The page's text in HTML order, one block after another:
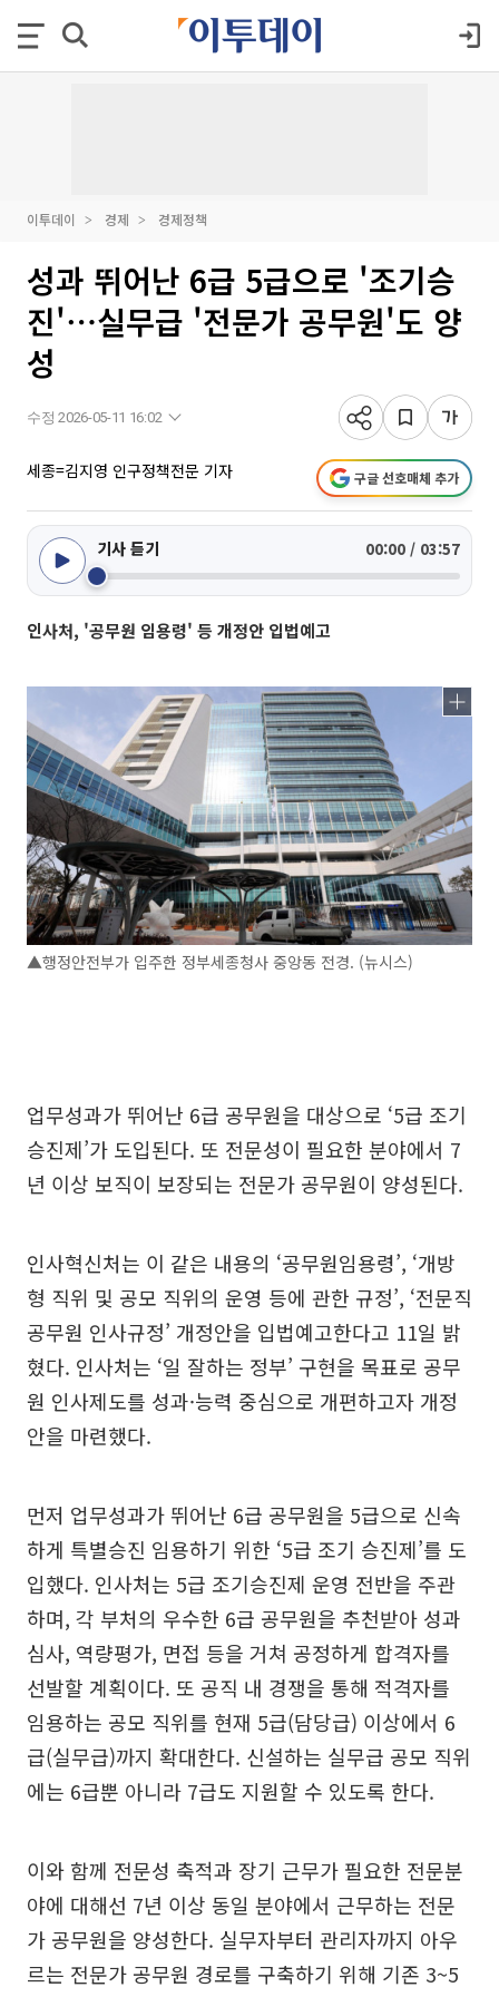
이투데이 경제 경제정책
성과 뛰어난 6급 5급으로 '조기승
진'⋯실무급 '전문가 공무원'도 양
성
수정 2026-05-11 16:02
세종=김지영 인구정책전문 기자 구글 선호매체 추가
기사 듣기 00:00 / 03:57
인사처, '공무원 임용령' 등 개정안 입법예고
▲행정안전부가 입주한 정부세종청사 중앙동 전경. (뉴시스)
업무성과가 뛰어난 6급 공무원을 대상으로 ‘5급 조기
승진제’가 도입된다. 또 전문성이 필요한 분야에서 7
년 이상 보직이 보장되는 전문가 공무원이 양성된다.
인사혁신처는 이 같은 내용의 ‘공무원임용령’, ‘개방
형 직위 및 공모 직위의 운영 등에 관한 규정’, ‘전문직
공무원 인사규정’ 개정안을 입법예고한다고 11일 밝
혔다. 인사처는 ‘일 잘하는 정부’ 구현을 목표로 공무
원 인사제도를 성과·능력 중심으로 개편하고자 개정
안을 마련했다.
먼저 업무성과가 뛰어난 6급 공무원을 5급으로 신속
하게 특별승진 임용하기 위한 ‘5급 조기 승진제’를 도
입했다. 인사처는 5급 조기승진제 운영 전반을 주관
하며, 각 부처의 우수한 6급 공무원을 추천받아 성과
심사, 역량평가, 면접 등을 거쳐 공정하게 합격자를
선발할 계획이다. 또 공직 내 경쟁을 통해 적격자를
임용하는 공모 직위를 현재 5급(담당급) 이상에서 6
급(실무급)까지 확대한다. 신설하는 실무급 공모 직위
에는 6급뿐 아니라 7급도 지원할 수 있도록 한다.
이와 함께 전문성 축적과 장기 근무가 필요한 전문분
야에 대해선 7년 이상 동일 분야에서 근무하는 전문
가 공무원을 양성한다. 실무자부터 관리자까지 아우
르는 전문가 공무원 경로를 구축하기 위해 기존 3~5